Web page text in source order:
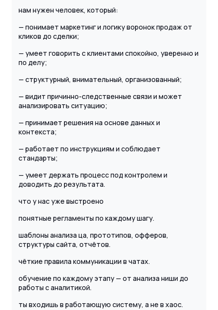
нам нужен человек, который:
— понимает маркетинг и логику воронок продаж от
кликов до сделки;
— умеет говорить с клиентами спокойно, уверенно и
по делу;
— структурный, внимательный, организованный;
— видит причинно-следственные связи и может
анализировать ситуацию;
— принимает решения на основе данных и
контекста;
— работает по инструкциям и соблюдает
стандарты;
— умеет держать процесс под контролем и
доводить до результата.
что у нас уже выстроено
понятные регламенты по каждому шагу.
шаблоны анализа ца, прототипов, офферов,
структуры сайта, отчётов.
чёткие правила коммуникации в чатах.
обучение по каждому этапу — от анализа ниши до
работы с аналитикой.
ты входишь в работающую систему, а не в хаос.